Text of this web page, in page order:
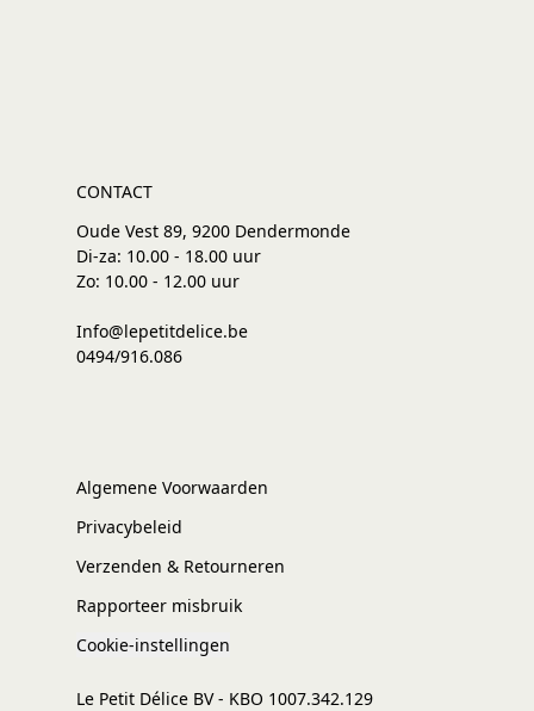
CONTACT
Oude Vest 89, 9200 Dendermonde
Di-za: 10.00 - 18.00 uur
Zo: 10.00 - 12.00 uur
Info@lepetitdelice.be
0494/916.086
Algemene Voorwaarden
Privacybeleid
Verzenden & Retourneren
Rapporteer misbruik
Cookie-instellingen
Le Petit Délice BV - KBO 1007.342.129